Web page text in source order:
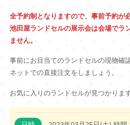
全予約制となりますので、事前予約が
池田屋ランドセルの展示会は会場でラ
ません。
事前にお目当てのランドセルの現物確
ネットでの直接注文をしましょう。
お気に入りのランドセルが見つかりま